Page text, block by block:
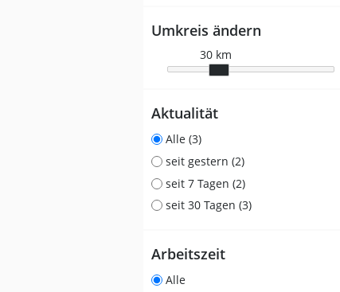
Umkreis ändern
30 km
Aktualität
Alle (3)
seit gestern (2)
seit 7 Tagen (2)
seit 30 Tagen (3)
Arbeitszeit
Alle